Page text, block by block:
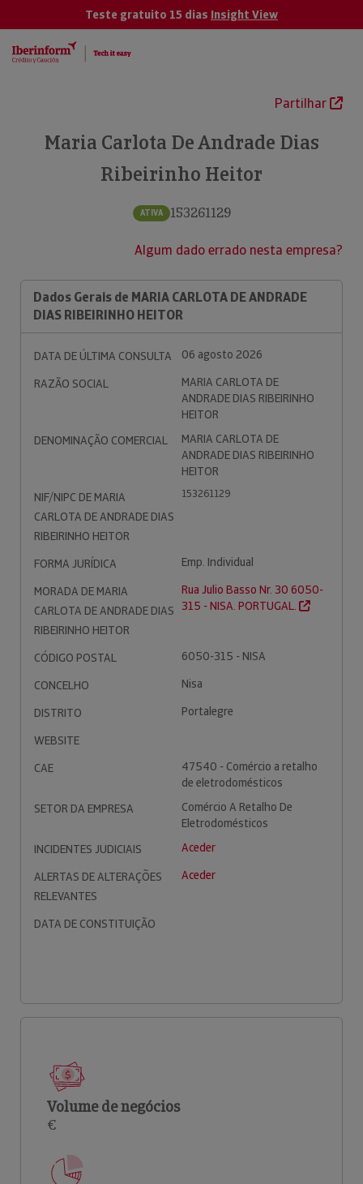
Teste gratuito 15 dias Insight View
Partilhar
Maria Carlota De Andrade Dias
Ribeirinho Heitor
ATIVA 153261129
Algum dado errado nesta empresa?
Dados Gerais de MARIA CARLOTA DE ANDRADE
DIAS RIBEIRINHO HEITOR
DATA DE ÚLTIMA CONSULTA
06 agosto 2026
RAZÃO SOCIAL
MARIA CARLOTA DE
ANDRADE DIAS RIBEIRINHO
HEITOR
DENOMINAÇÃO COMERCIAL
MARIA CARLOTA DE
ANDRADE DIAS RIBEIRINHO
HEITOR
NIF/NIPC DE MARIA
CARLOTA DE ANDRADE DIAS
RIBEIRINHO HEITOR
153261129
FORMA JURÍDICA
Emp. Individual
MORADA DE MARIA
CARLOTA DE ANDRADE DIAS
RIBEIRINHO HEITOR
Rua Julio Basso Nr. 30 6050-
315 - NISA. PORTUGAL.
CÓDIGO POSTAL
6050-315 - NISA
CONCELHO
Nisa
DISTRITO
Portalegre
WEBSITE
CAE
47540 - Comércio a retalho
de eletrodomésticos
SETOR DA EMPRESA
Comércio A Retalho De
Eletrodomésticos
INCIDENTES JUDICIAIS
Aceder
ALERTAS DE ALTERAÇÕES
RELEVANTES
Aceder
DATA DE CONSTITUIÇÃO
Volume de negócios
€